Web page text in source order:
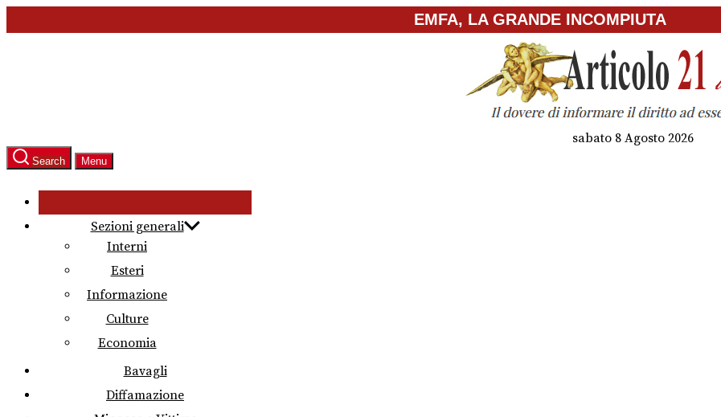
to
EMFA, LA GRANDE INCOMPIUTA
sabato 8 Agosto 2026
Search Menu
Sezioni generali
Interni
Esteri
Informazione
Culture
Economia
Bavagli
Diffamazione